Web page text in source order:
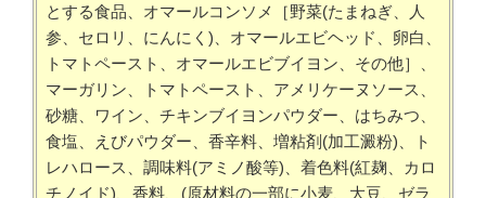
とする食品、オマールコンソメ［野菜(たまねぎ、人
参、セロリ、にんにく)、オマールエビヘッド、卵白、
トマトペースト、オマールエビブイヨン、その他］、
マーガリン、トマトペースト、アメリケーヌソース、
砂糖、ワイン、チキンブイヨンパウダー、はちみつ、
食塩、えびパウダー、香辛料、増粘剤(加工澱粉)、ト
レハロース、調味料(アミノ酸等)、着色料(紅麹、カロ
チノイド)、香料、(原材料の一部に小麦、大豆、ゼラ